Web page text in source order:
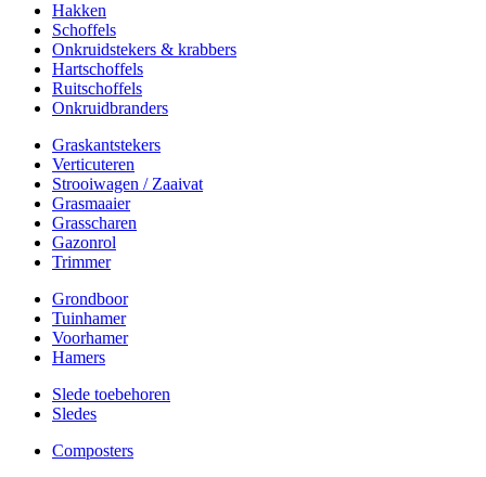
Hakken
Schoffels
Onkruidstekers & krabbers
Hartschoffels
Ruitschoffels
Onkruidbranders
Graskantstekers
Verticuteren
Strooiwagen / Zaaivat
Grasmaaier
Grasscharen
Gazonrol
Trimmer
Grondboor
Tuinhamer
Voorhamer
Hamers
Slede toebehoren
Sledes
Composters